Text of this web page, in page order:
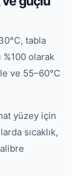
tabla
%100 olarak
ve 55–60°C
yüzey için
sıcaklık,